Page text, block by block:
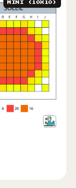
MINI (10X10)